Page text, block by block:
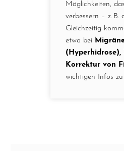
Möglichkeiten,
verbessern – z.
Gleichzeitig
etwa bei
(Hyperhidrose),
Korrektur von
wichtigen Infos